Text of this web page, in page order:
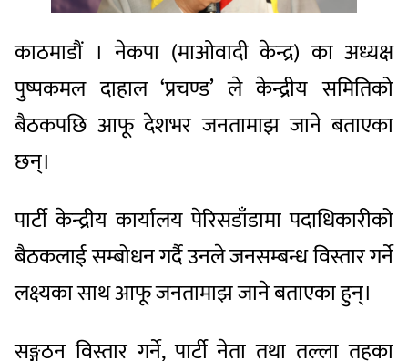
काठमाडौं । नेकपा (माओवादी केन्द्र) का अध्यक्ष
पुष्पकमल दाहाल ‘प्रचण्ड’ ले केन्द्रीय समितिको
बैठकपछि आफू देशभर जनतामाझ जाने बताएका
छन्।
पार्टी केन्द्रीय कार्यालय पेरिसडाँडामा पदाधिकारीको
बैठकलाई सम्बोधन गर्दै उनले जनसम्बन्ध विस्तार गर्ने
लक्ष्यका साथ आफू जनतामाझ जाने बताएका हुन्।
सङ्गठन विस्तार गर्ने, पार्टी नेता तथा तल्ला तहका